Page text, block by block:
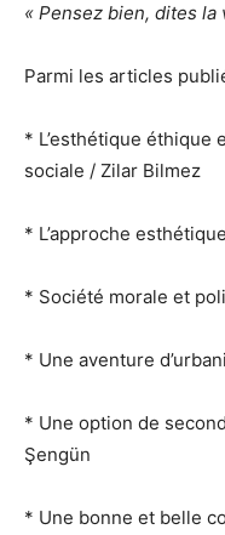
« Pensez bien, dites
Parmi les articles
* L’esthétique éthique
sociale / Zilar Bilmez
* L’approche
* Société morale et
* Une aventure
* Une option de
Şengün
* Une bonne et belle